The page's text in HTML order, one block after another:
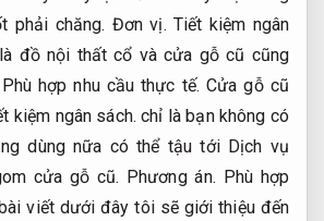
phải chăng. Đơn vị. Tiết kiệm ngân
đồ nội thất cổ và cửa gỗ cũ cũng
Phù hợp nhu cầu thực tế. Cửa gỗ cũ
kiệm ngân sách. chỉ là bạn không có
dùng nữa có thể tậu tới Dịch vụ
cửa gỗ cũ. Phương án. Phù hợp
bài viết dưới đây tôi sẽ giới thiệu đến